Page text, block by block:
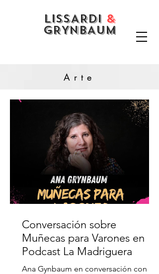
LISSARDI &
GRYNBAUM
Arte
Conversación sobre
Muñecas para Varones en
Podcast La Madriguera
Ana Gynbaum en conversación con